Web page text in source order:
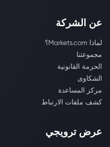
عن الشركة
لماذا Markets.com؟
مجموعتنا
الحزمة القانونية
الشكاوى
مركز المساعدة
كشف ملفات الارتباط
عرض ترويجي